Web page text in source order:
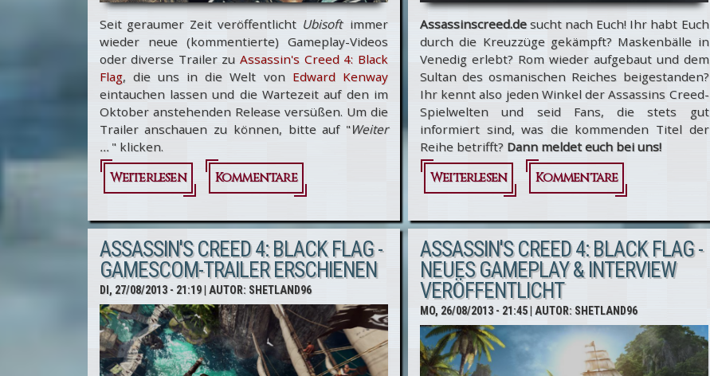
Seit geraumer Zeit veröffentlicht Ubisoft immer
wieder neue (kommentierte) Gameplay-Videos
oder diverse Trailer zuAssassin's Creed 4: Black
Flag, die uns in die Welt von Edward Kenway
eintauchen lassen und die Wartezeit auf den im
Oktober anstehenden Release versüßen. Um die
Trailer anschauen zu können, bitte auf "Weiter
... " klicken.
Weiterlesen
über
Creed 4:
Black Flag -
Trailerpaket
[Videos der
letzten
Kommentare
Assassinscreed.desucht nach Euch! Ihr habt Euch
durch die Kreuzzüge gekämpft? Maskenbälle in
Venedig erlebt? Rom wieder aufgebaut und dem
Sultan des osmanischen Reiches beigestanden?
Ihr kennt also jeden Winkel der Assassins Creed-
Spielwelten und seid Fans, die stets gut
informiert sind, was die kommenden Titel der
Reihe betrifft? Dann meldet euch bei uns!
Weiterlesen
über
sucht nach
Newspostern
und
Redakteuren!
Kommentare
ASSASSIN'S CREED 4: BLACK FLAG -
GAMESCOM-TRAILER ERSCHIENEN
DI, 27/08/2013 - 21:19| AUTOR: SHETLAND96
ASSASSIN'S CREED 4: BLACK FLAG -
NEUES GAMEPLAY & INTERVIEW
VERÖFFENTLICHT
MO, 26/08/2013 - 21:45| AUTOR: SHETLAND96